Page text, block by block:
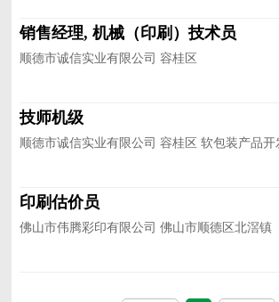
销售经理, 机械（印刷）技术员
顺德市诚信实业有限公司 容桂区
技师机级
顺德市诚信实业有限公司 容桂区 软包装产品开
印刷估价员
佛山市伟腾彩印有限公司 佛山市顺德区北滘镇